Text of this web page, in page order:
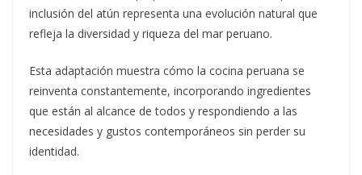
inclusión del atún representa una evolución natural que
refleja la diversidad y riqueza del mar peruano.
Esta adaptación muestra cómo la cocina peruana se
reinventa constantemente, incorporando ingredientes
que están al alcance de todos y respondiendo a las
necesidades y gustos contemporáneos sin perder su
identidad.